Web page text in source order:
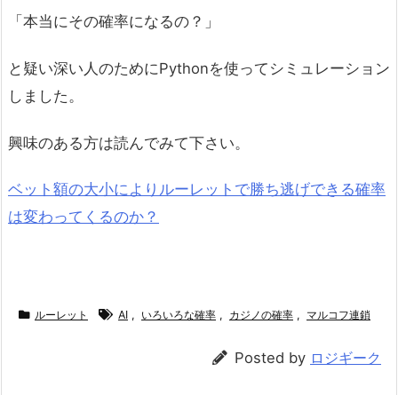
「本当にその確率になるの？」
と疑い深い人のためにPythonを使ってシミュレーション
しました。
興味のある方は読んでみて下さい。
ベット額の大小によりルーレットで勝ち逃げできる確率
は変わってくるのか？
ルーレット AI , いろいろな確率 , カジノの確率 , マルコフ連鎖
Posted by ロジギーク